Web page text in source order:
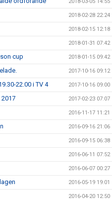
2018-02-28 22:24
2018-02-15 12:18
2018-01-31 07:42
cup 2018-01-15 09:42
2017-10-16 09:12
22.00 i TV 4 2017-10-16 09:00
2017-02-23 07:07
2016-11-17 11:21
2016-09-16 21:06
2016-09-15 06:38
2016-06-11 07:52
2016-06-07 00:27
2016-05-19 19:01
2016-04-20 12:50